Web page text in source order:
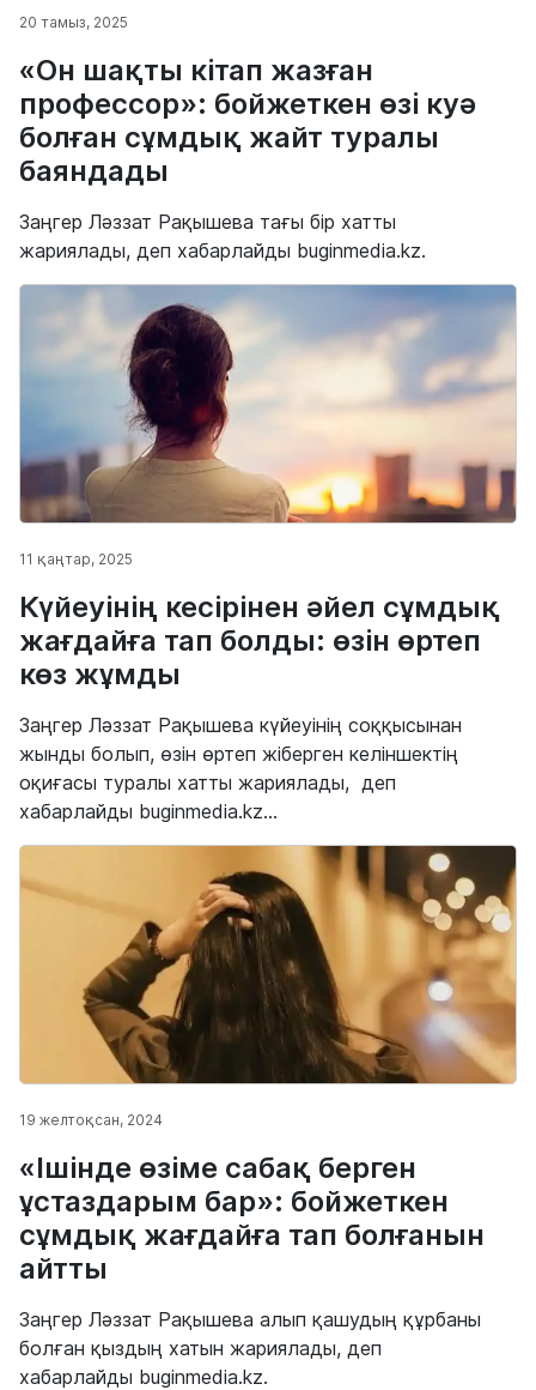
20 тамыз, 2025
«Он шақты кітап жазған
профессор»: бойжеткен өзі куә
болған сұмдық жайт туралы
баяндады
Заңгер Ләззат Рақышева тағы бір хатты
жариялады, деп хабарлайды buginmedia.kz.
11 қаңтар, 2025
Күйеуінің кесірінен әйел сұмдық
жағдайға тап болды: өзін өртеп
көз жұмды
Заңгер Ләззат Рақышева күйеуінің соққысынан
жынды болып, өзін өртеп жіберген келіншектің
оқиғасы туралы хатты жариялады, деп
хабарлайды buginmedia.kz...
19 желтоқсан, 2024
«Ішінде өзіме сабақ берген
ұстаздарым бар»: бойжеткен
сұмдық жағдайға тап болғанын
айтты
Заңгер Ләззат Рақышева алып қашудың құрбаны
болған қыздың хатын жариялады, деп
хабарлайды buginmedia.kz.